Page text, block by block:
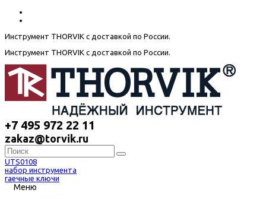
Инструмент THORVIK с доставкой по России.
Инструмент THORVIK с доставкой по России.
+7 495 972 22 11
zakaz@torvik.ru
UTS0108
набор инструмента
гаечные ключи
Меню